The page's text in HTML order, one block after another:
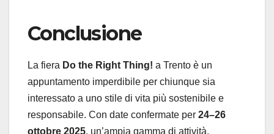
Conclusione
La fiera Do the Right Thing! a Trento è un
appuntamento imperdibile per chiunque sia
interessato a uno stile di vita più sostenibile e
responsabile. Con date confermate per 24–26
ottobre 2025, un’ampia gamma di attività,